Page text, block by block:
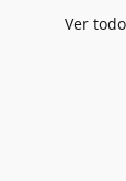
Ver todo